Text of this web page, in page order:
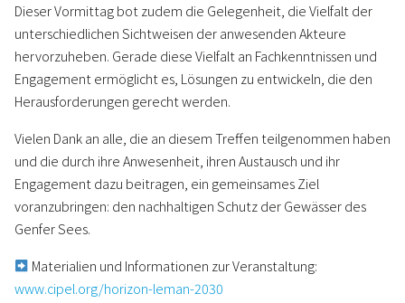
Dieser Vormittag bot zudem die Gelegenheit, die Vielfalt der
unterschiedlichen Sichtweisen der anwesenden Akteure
hervorzuheben. Gerade diese Vielfalt an Fachkenntnissen und
Engagement ermöglicht es, Lösungen zu entwickeln, die den
Herausforderungen gerecht werden.
Vielen Dank an alle, die an diesem Treffen teilgenommen haben
und die durch ihre Anwesenheit, ihren Austausch und ihr
Engagement dazu beitragen, ein gemeinsames Ziel
voranzubringen: den nachhaltigen Schutz der Gewässer des
Genfer Sees.
Materialien und Informationen zur Veranstaltung:
www.cipel.org/horizon-leman-2030